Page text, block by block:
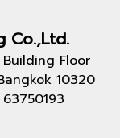
Co.,Ltd.
Floor
10320